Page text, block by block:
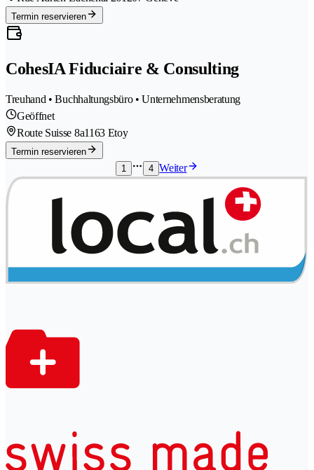
Termin reservieren
CohesIA Fiduciaire & Consulting
Treuhand • Buchhaltungsbüro • Unternehmensberatung
Geöffnet
Route Suisse 8a1163 Etoy
Termin reservieren
1
4 Weiter